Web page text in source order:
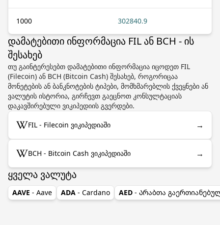
1000 302840.9
დამატებითი ინფორმაცია FIL ან BCH - ის
შესახებ
თუ გაინტერესებთ დამატებითი ინფორმაცია იცოდეთ FIL
(Filecoin) ან BCH (Bitcoin Cash) შესახებ, როგორიცაა
მონეტების ან ბანკნოტების ტიპები, მომხმარებლის ქვეყნები ან
ვალუტის ისტორია, გირჩევთ გაეცნოთ კონსულტაციას
დაკავშირებული ვიკიპედიის გვერდები.
FIL - Filecoin ვიკიპედიაში →
BCH - Bitcoin Cash ვიკიპედიაში →
ყველა ვალუტა
AAVE - Aave ADA - Cardano AED - Არაბთა